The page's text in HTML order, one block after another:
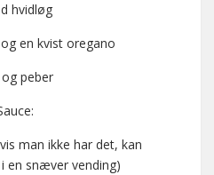
hvidløg
en kvist oregano
peber
man ikke har det, kan
en snæver vending)